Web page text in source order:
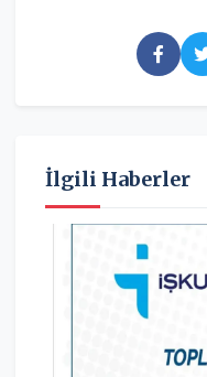
İlgili Haberler